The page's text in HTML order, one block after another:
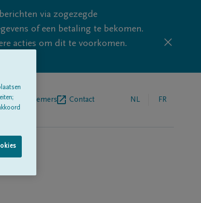
via zogezegde
of een betaling te bekomen.
acties om dit te voorkomen.
Contact NL FR